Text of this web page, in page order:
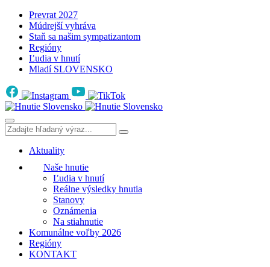
Prevrat 2027
Múdrejší vyhráva
Staň sa našim sympatizantom
Regióny
Ľudia v hnutí
Mladí SLOVENSKO
Aktuality
Naše hnutie
Ľudia v hnutí
Reálne výsledky hnutia
Stanovy
Oznámenia
Na stiahnutie
Komunálne voľby 2026
Regióny
KONTAKT